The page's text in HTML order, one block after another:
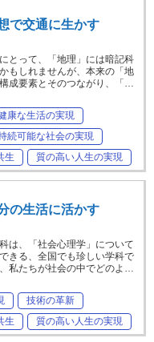
で交通に生かす
とって、「地理」には暗記科
もしれませんが、本来の「地
成要素とそのつながり、「…
康な生活の実現
続可能な社会の実現
生
質の高い人生の実現
の生活に活かす
は、「社会心理学」について
きる、全国でも珍しい学科で
私たちが社会の中でどのよ…
技術の革新
生
質の高い人生の実現